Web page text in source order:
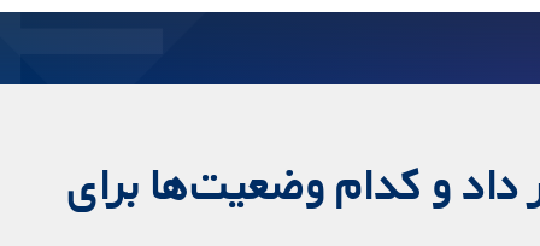
داد و کدام وضعیت‌ها برای